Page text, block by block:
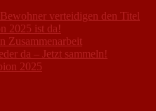
verteidigen den Titel
2025 ist da!
Zusammenarbeit
da – Jetzt sammeln!
2025